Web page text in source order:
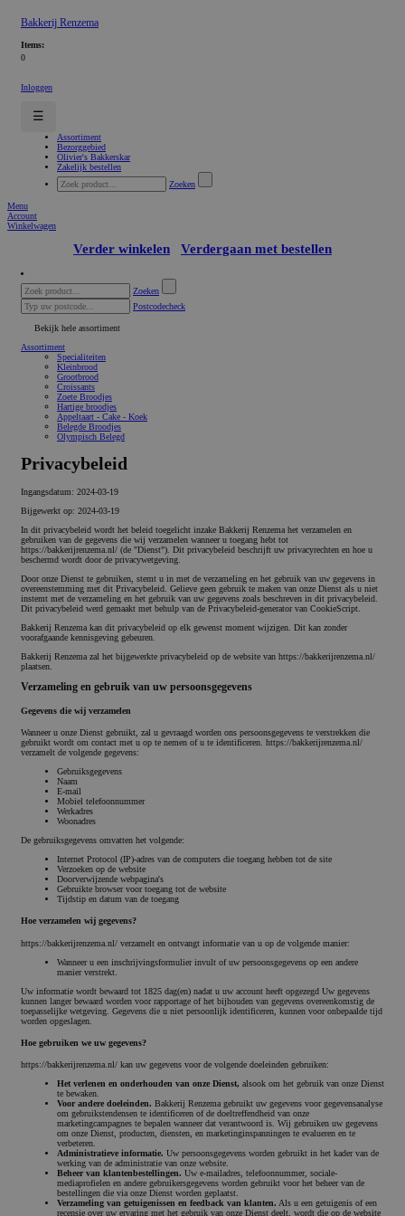
Bakkerij Renzema
Items:
0
Inloggen
☰
Assortiment
Bezorggebied
Olivier's Bakkerskar
Zakelijk bestellen
Zoeken
Menu
Account
Winkelwagen
Verder winkelen Verdergaan met bestellen
Zoeken
Postcodecheck
Bekijk hele assortiment
Assortiment
Specialiteiten
Kleinbrood
Grootbrood
Croissants
Zoete Broodjes
Hartige broodjes
Appeltaart - Cake - Koek
Belegde Broodjes
Olympisch Belegd
Privacybeleid
Ingangsdatum: 2024-03-19
Bijgewerkt op: 2024-03-19
In dit privacybeleid wordt het beleid toegelicht inzake Bakkerij Renzema het verzamelen en
gebruiken van de gegevens die wij verzamelen wanneer u toegang hebt tot
https://bakkerijrenzema.nl/ (de "Dienst"). Dit privacybeleid beschrijft uw privacyrechten en hoe u
beschermd wordt door de privacywetgeving.
Door onze Dienst te gebruiken, stemt u in met de verzameling en het gebruik van uw gegevens in
overeenstemming met dit Privacybeleid. Gelieve geen gebruik te maken van onze Dienst als u niet
instemt met de verzameling en het gebruik van uw gegevens zoals beschreven in dit privacybeleid.
Dit privacybeleid werd gemaakt met behulp van de Privacybeleid-generator van CookieScript.
Bakkerij Renzema kan dit privacybeleid op elk gewenst moment wijzigen. Dit kan zonder
voorafgaande kennisgeving gebeuren.
Bakkerij Renzema zal het bijgewerkte privacybeleid op de website van https://bakkerijrenzema.nl/
plaatsen.
Verzameling en gebruik van uw persoonsgegevens
Gegevens die wij verzamelen
Wanneer u onze Dienst gebruikt, zal u gevraagd worden ons persoonsgegevens te verstrekken die
gebruikt wordt om contact met u op te nemen of u te identificeren. https://bakkerijrenzema.nl/
verzamelt de volgende gegevens:
Gebruiksgegevens
Naam
E-mail
Mobiel telefoonnummer
Werkadres
Woonadres
De gebruiksgegevens omvatten het volgende:
Internet Protocol (IP)-adres van de computers die toegang hebben tot de site
Verzoeken op de website
Doorverwijzende webpagina's
Gebruikte browser voor toegang tot de website
Tijdstip en datum van de toegang
Hoe verzamelen wij gegevens?
https://bakkerijrenzema.nl/ verzamelt en ontvangt informatie van u op de volgende manier:
Wanneer u een inschrijvingsformulier invult of uw persoonsgegevens op een andere
manier verstrekt.
Uw informatie wordt bewaard tot 1825 dag(en) nadat u uw account heeft opgezegd Uw gegevens
kunnen langer bewaard worden voor rapportage of het bijhouden van gegevens overeenkomstig de
toepasselijke wetgeving. Gegevens die u niet persoonlijk identificeren, kunnen voor onbepaalde tijd
worden opgeslagen.
Hoe gebruiken we uw gegevens?
https://bakkerijrenzema.nl/ kan uw gegevens voor de volgende doeleinden gebruiken:
Het verlenen en onderhouden van onze Dienst, alsook om het gebruik van onze Dienst
te bewaken.
Voor andere doeleinden. Bakkerij Renzema gebruikt uw gegevens voor gegevensanalyse
om gebruikstendensen te identificeren of de doeltreffendheid van onze
marketingcampagnes te bepalen wanneer dat verantwoord is. Wij gebruiken uw gegevens
om onze Dienst, producten, diensten, en marketinginspanningen te evalueren en te
verbeteren.
Administratieve informatie. Uw persoonsgegevens worden gebruikt in het kader van de
werking van de administratie van onze website.
Beheer van klantenbestellingen. Uw e-mailadres, telefoonnummer, sociale-
mediaprofielen en andere gebruikersgegevens worden gebruikt voor het beheer van de
bestellingen die via onze Dienst worden geplaatst.
Verzameling van getuigenissen en feedback van klanten. Als u een getuigenis of een
recensie over uw ervaring met het gebruik van onze Dienst deelt, wordt die op de website